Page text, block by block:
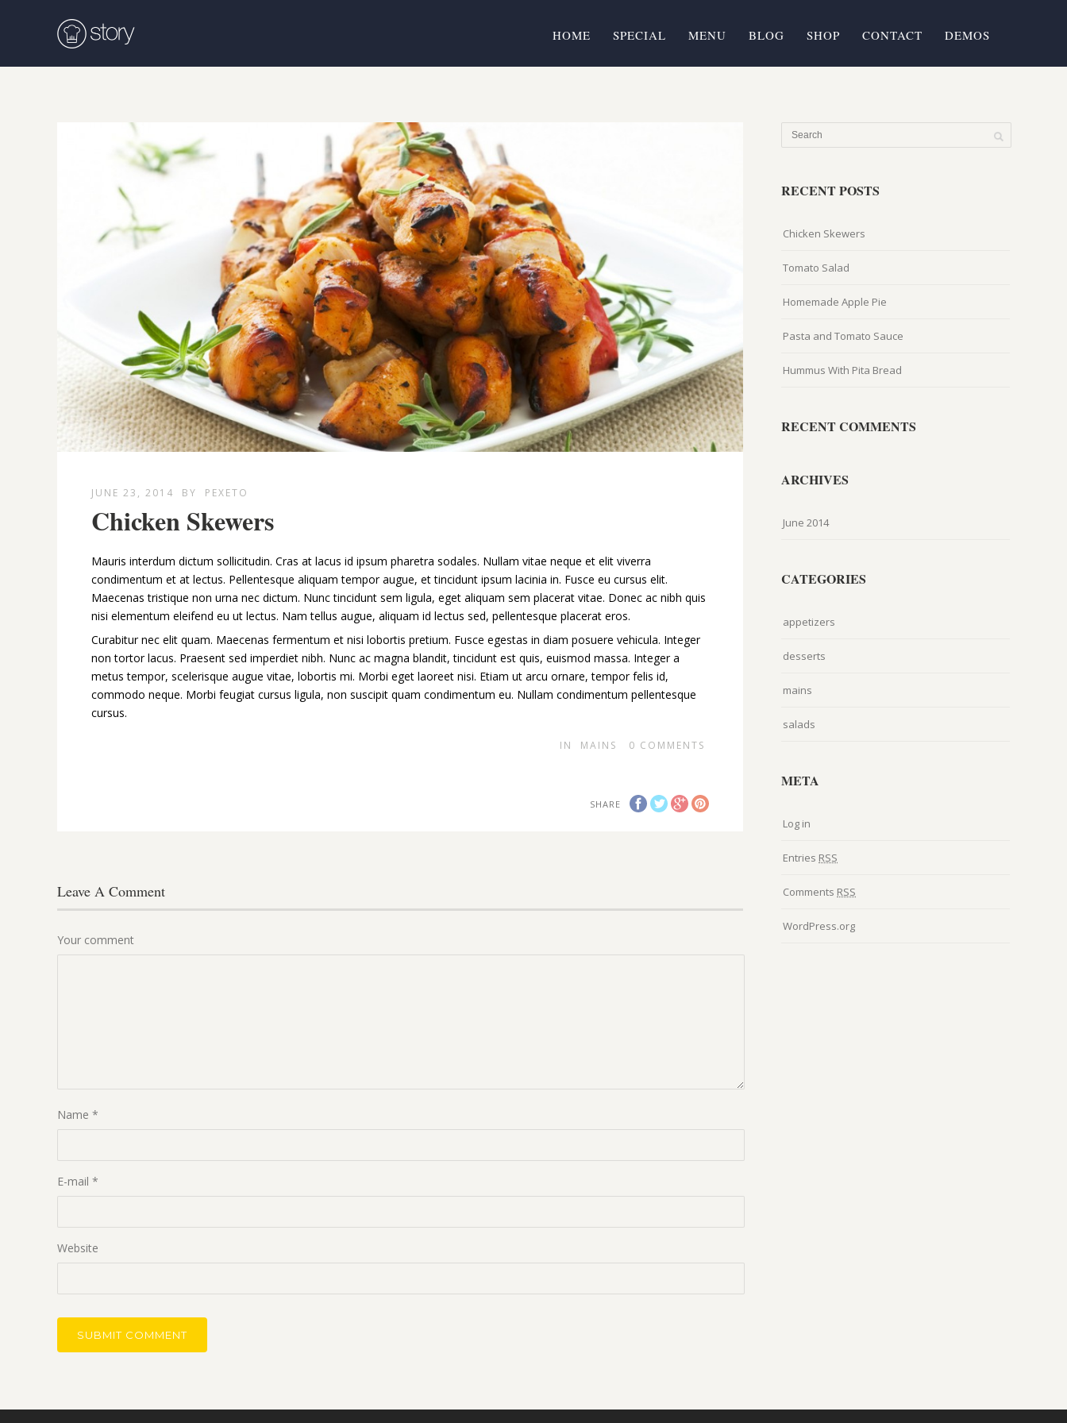
HOME SPECIAL MENU BLOG SHOP CONTACT DEMOS
JUNE 23, 2014 BY PEXETO
Chicken Skewers
Mauris interdum dictum sollicitudin. Cras at lacus id ipsum pharetra sodales. Nullam vitae neque et elit viverra
condimentum et at lectus. Pellentesque aliquam tempor augue, et tincidunt ipsum lacinia in. Fusce eu cursus elit.
Maecenas tristique non urna nec dictum. Nunc tincidunt sem ligula, eget aliquam sem placerat vitae. Donec ac nibh quis
nisi elementum eleifend eu ut lectus. Nam tellus augue, aliquam id lectus sed, pellentesque placerat eros.
Curabitur nec elit quam. Maecenas fermentum et nisi lobortis pretium. Fusce egestas in diam posuere vehicula. Integer
non tortor lacus. Praesent sed imperdiet nibh. Nunc ac magna blandit, tincidunt est quis, euismod massa. Integer a
metus tempor, scelerisque augue vitae, lobortis mi. Morbi eget laoreet nisi. Etiam ut arcu ornare, tempor felis id,
commodo neque. Morbi feugiat cursus ligula, non suscipit quam condimentum eu. Nullam condimentum pellentesque
cursus.
IN MAINS 0 COMMENTS
SHARE
Leave A Comment
Your comment
Name *
E-mail *
Website
RECENT POSTS
Chicken Skewers
Tomato Salad
Homemade Apple Pie
Pasta and Tomato Sauce
Hummus With Pita Bread
RECENT COMMENTS
ARCHIVES
June 2014
CATEGORIES
appetizers
desserts
mains
salads
META
Log in
Entries RSS
Comments RSS
WordPress.org